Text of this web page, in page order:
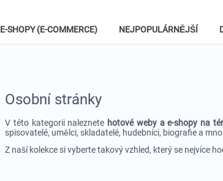
E-SHOPY (E-COMMERCE) NEJPOPULÁRNĚJŠÍ
Osobní stránky
V této kategorii naleznete hotové weby a e-shopy na
spisovatelé, umělci, skladatelé, hudebníci, biografie a
Z naší kolekce si vyberte takový vzhled, který se nejvíce